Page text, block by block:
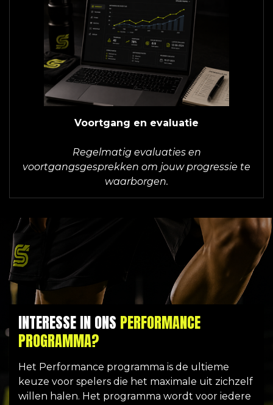
Voortgang en evaluatie
Regelmatig evaluaties en
voortgangsgesprekken om jouw progressie te
waarborgen.
INTERESSE IN ONS PERFORMANCE
PROGRAMMA?
Het Performance programma is de ultieme
keuze voor spelers die het maximale uit zichzelf
willen halen. Het programma wordt voor iedere